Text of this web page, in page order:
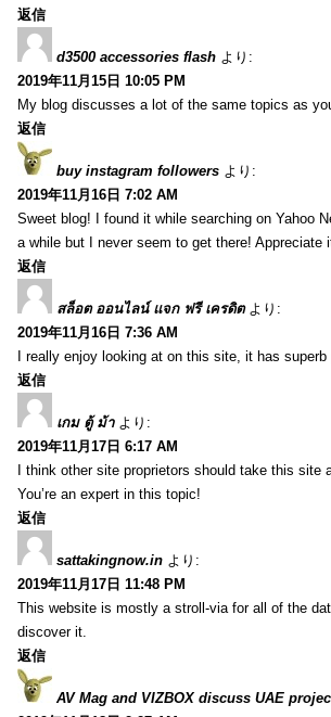
返信
d3500 accessories flash より:
2019年11月15日 10:05 PM
My blog discusses a lot of the same topics as
返信
buy instagram followers より:
2019年11月16日 7:02 AM
Sweet blog! I found it while searching on Yahoo
a while but I never seem to get there! Appreciate
返信
สล็อต ออนไลน์ แจก ฟรี เครดิต より:
2019年11月16日 7:36 AM
I really enjoy looking at on this site, it has superb
返信
เกม ตู้ ม้า より:
2019年11月17日 6:17 AM
I think other site proprietors should take this site
You’re an expert in this topic!
返信
sattakingnow.in より:
2019年11月17日 11:48 PM
This website is mostly a stroll-via for all of the
discover it.
返信
AV Mag and VIZBOX discuss UAE